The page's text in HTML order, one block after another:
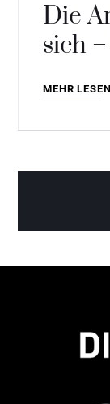
Die
sich
MEHR LESEN